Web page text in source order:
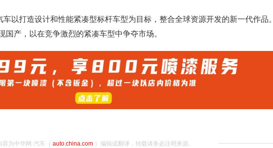
以打造设计和性能紧凑型标杆车型为目标，整合全球资源开发的新一代作品。
国产，以在竞争激烈的紧凑车型中争夺市场。
容为中华网·汽车（ auto.china.com）编辑或翻译，转载请务必注明来源。